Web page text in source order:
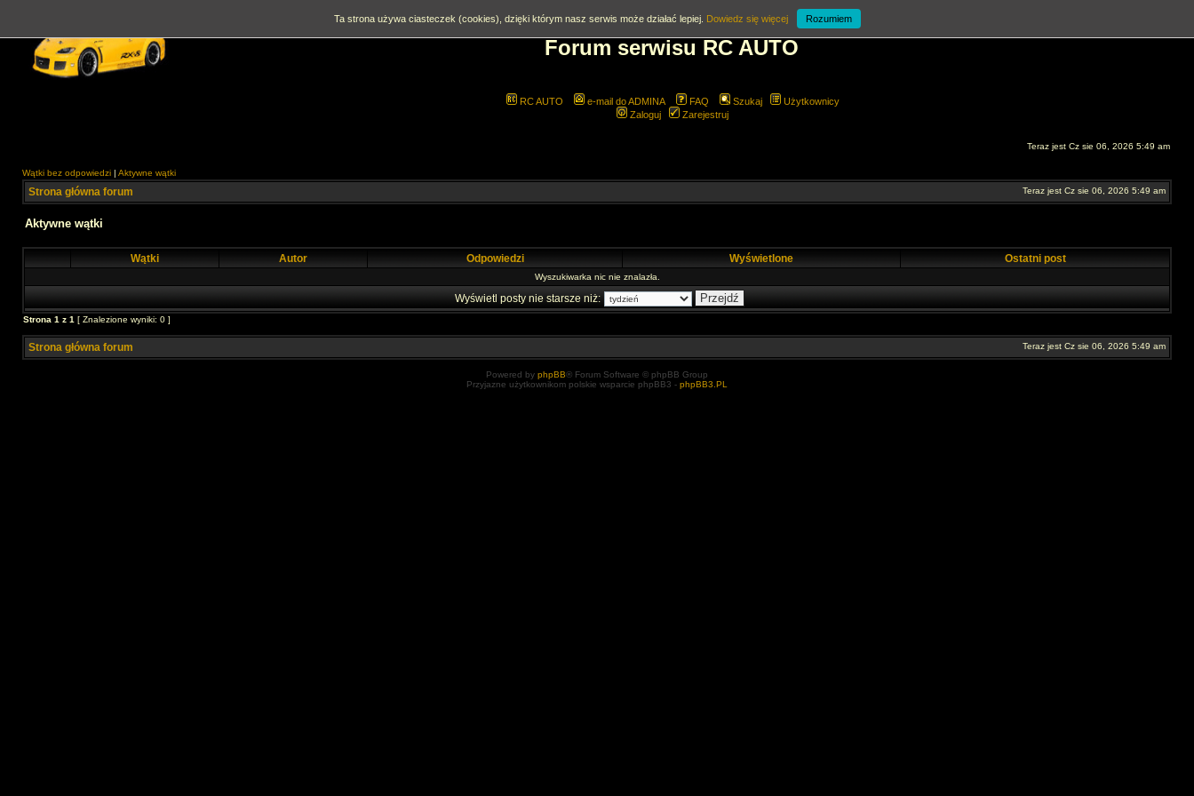
Forum serwisu RC AUTO
RC AUTO e-mail do ADMINA FAQ Szukaj
Użytkownicy
Zaloguj
Zarejestruj
Teraz jest Cz sie 06, 2026 5:49 am
Wątki bez odpowiedzi | Aktywne wątki
Strona główna forum Teraz jest Cz sie 06, 2026 5:49 am
Aktywne wątki
Wątki Autor Odpowiedzi Wyświetlone Ostatni post
Wyszukiwarka nic nie znalazła.
Wyświetl posty nie starsze niż:
Strona 1 z 1 [ Znalezione wyniki: 0 ]
Strona główna forum Teraz jest Cz sie 06, 2026 5:49 am
Powered by phpBB® Forum Software © phpBB Group
Przyjazne użytkownikom polskie wsparcie phpBB3 - phpBB3.PL
Ta strona używa ciasteczek (cookies), dzięki którym nasz serwis może działać lepiej. Dowiedz się więcej Rozumiem